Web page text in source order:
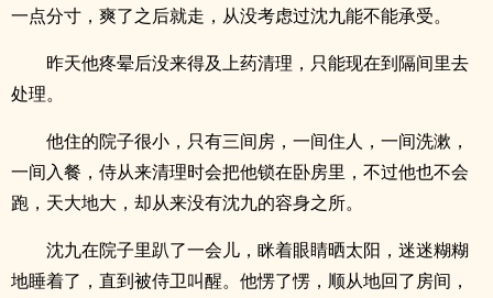
一点分寸，爽了之后就走，从没考虑过沈九能不能承受。
昨天他疼晕后没来得及上药清理，只能现在到隔间里去
处理。
他住的院子很小，只有三间房，一间住人，一间洗漱，
一间入餐，侍从来清理时会把他锁在卧房里，不过他也不会
跑，天大地大，却从来没有沈九的容身之所。
沈九在院子里趴了一会儿，眯着眼睛晒太阳，迷迷糊糊
地睡着了，直到被侍卫叫醒。他愣了愣，顺从地回了房间，